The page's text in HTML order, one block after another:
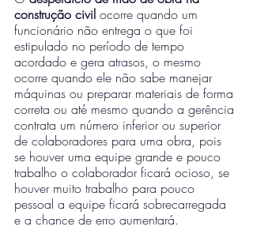
construção civil ocorre quando um
funcionário não entrega o que foi
estipulado no período de tempo
acordado e gera atrasos, o mesmo
ocorre quando ele não sabe manejar
máquinas ou preparar materiais de forma
correta ou até mesmo quando a gerência
contrata um número inferior ou superior
de colaboradores para uma obra, pois
se houver uma equipe grande e pouco
trabalho o colaborador ficará ocioso, se
houver muito trabalho para pouco
pessoal a equipe ficará sobrecarregada
e a chance de erro aumentará.